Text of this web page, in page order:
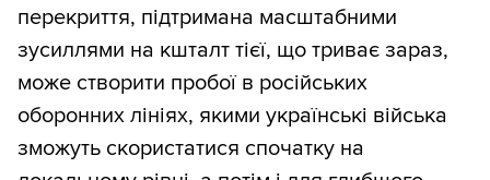
перекриття, підтримана масштабними
зусиллями на кшталт тієї, що триває зараз,
може створити пробої в російських
оборонних лініях, якими українські війська
зможуть скористатися спочатку на